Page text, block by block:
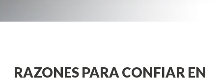
RAZONES PARA CONFIAR EN